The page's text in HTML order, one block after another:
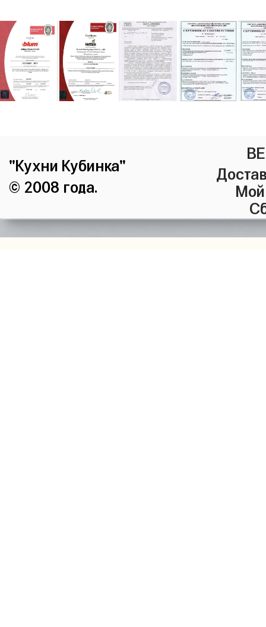
"Кухни Кубинка"
© 2008 года.